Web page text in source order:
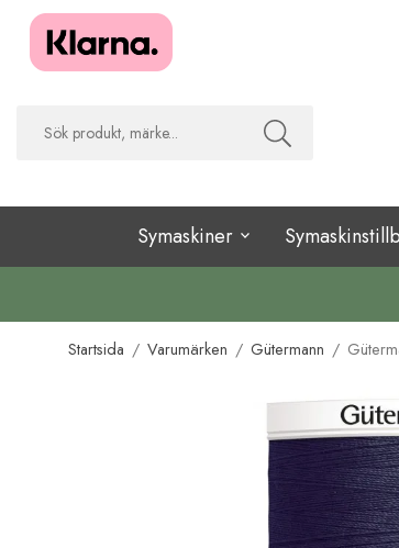
Symaskiner
Startsida / Varumärken / Gütermann /